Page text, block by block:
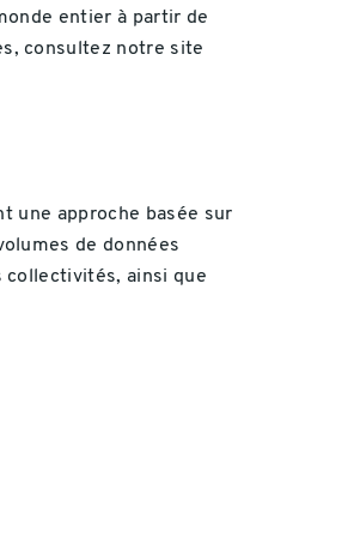
entier à partir de
consultez notre site
une approche basée sur
de données
collectivités, ainsi que